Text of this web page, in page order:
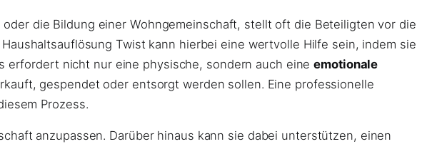
die Bildung einer Wohngemeinschaft, stellt oft die Beteiligten vor die
Twist kann hierbei eine wertvolle Hilfe sein, indem sie
erfordert nicht nur eine physische, sondern auch eineemotionale
gespendet oder entsorgt werden sollen. Eine professionelle
Prozess.
anzupassen. Darüber hinaus kann sie dabei unterstützen, einen